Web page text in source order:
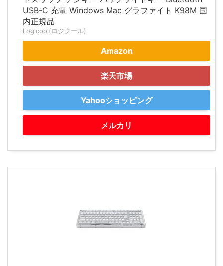
USB-C 充電 Windows Mac グラファイト K98M 国
内正規品
Logicool(ロジクール)
Amazon
楽天市場
Yahooショッピング
メルカリ